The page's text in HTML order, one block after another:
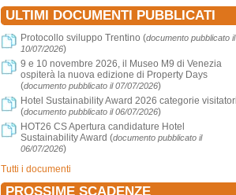
ULTIMI DOCUMENTI PUBBLICATI
Protocollo sviluppo Trentino (documento pubblicato il
10/07/2026)
9 e 10 novembre 2026, il Museo M9 di Venezia
ospiterà la nuova edizione di Property Days
(documento pubblicato il 07/07/2026)
Hotel Sustainability Award 2026 categorie visitatori
(documento pubblicato il 06/07/2026)
HOT26 CS Apertura candidature Hotel
Sustainability Award (documento pubblicato il
06/07/2026)
Tutti i documenti
PROSSIME SCADENZE